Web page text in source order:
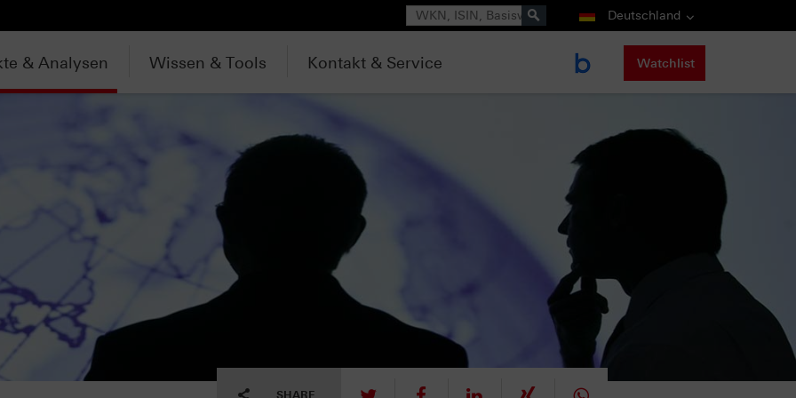
Suche Deutschland
& Analysen Wissen & Tools Kontakt & Service Watchlist
SHARE tweet mitteilen